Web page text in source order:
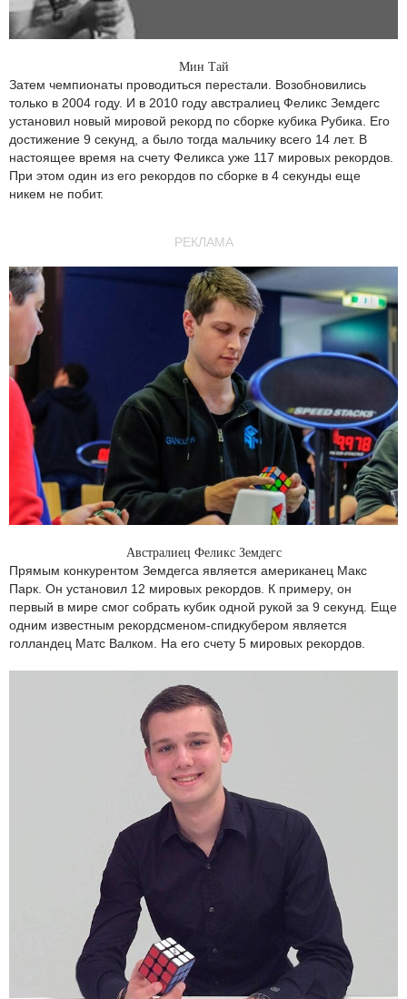
Мин Тай
Затем чемпионаты проводиться перестали. Возобновились
только в 2004 году. И в 2010 году австралиец Феликс Земдегс
установил новый мировой рекорд по сборке кубика Рубика. Его
достижение 9 секунд, а было тогда мальчику всего 14 лет. В
настоящее время на счету Феликса уже 117 мировых рекордов.
При этом один из его рекордов по сборке в 4 секунды еще
никем не побит.
РЕКЛАМА
Австралиец Феликс Земдегс
Прямым конкурентом Земдегса является американец Макс
Парк. Он установил 12 мировых рекордов. К примеру, он
первый в мире смог собрать кубик одной рукой за 9 секунд. Еще
одним известным рекордсменом-спидкубером является
голландец Матс Валком. На его счету 5 мировых рекордов.